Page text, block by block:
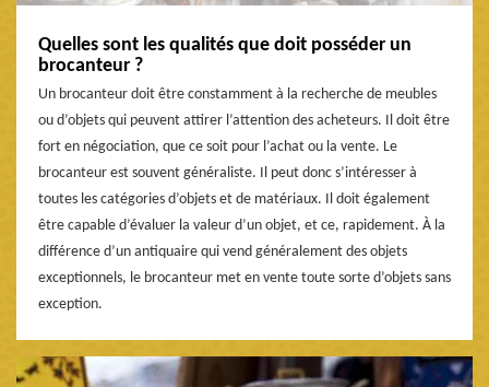
Quelles sont les qualités que doit posséder un
brocanteur ?
Un brocanteur doit être constamment à la recherche de meubles
ou d’objets qui peuvent attirer l’attention des acheteurs. Il doit être
fort en négociation, que ce soit pour l’achat ou la vente. Le
brocanteur est souvent généraliste. Il peut donc s’intéresser à
toutes les catégories d’objets et de matériaux. Il doit également
être capable d’évaluer la valeur d’un objet, et ce, rapidement. À la
différence d’un antiquaire qui vend généralement des objets
exceptionnels, le brocanteur met en vente toute sorte d’objets sans
exception.